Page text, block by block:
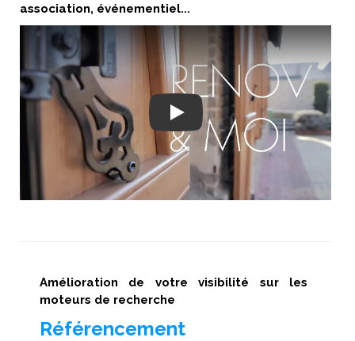
association, événementiel...
Play
Amélioration de votre visibilité sur les
moteurs de recherche
Référencement